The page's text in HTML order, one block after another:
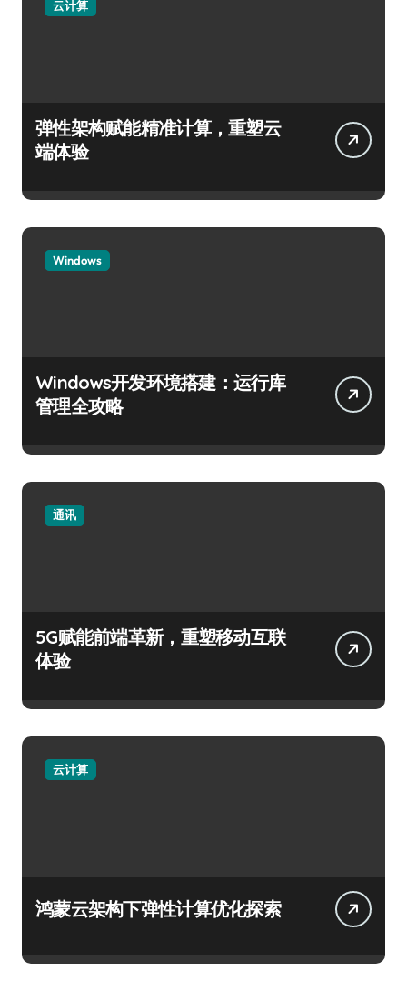
云计算
弹性架构赋能精准计算，重塑云
端体验
Windows
Windows开发环境搭建：运行库
管理全攻略
通讯
5G赋能前端革新，重塑移动互联
体验
云计算
鸿蒙云架构下弹性计算优化探索